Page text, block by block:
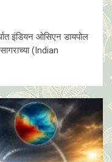
इंडियन ओसिएन डायपोल
(Indian